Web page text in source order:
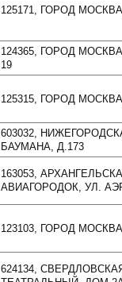
125171, ГОРОД
124365, ГОРОД
19
125315, ГОРОД
603032,
БАУМАНА, Д.173
163053,
АВИАГОРОДОК, УЛ.
123103, ГОРОД
624134,